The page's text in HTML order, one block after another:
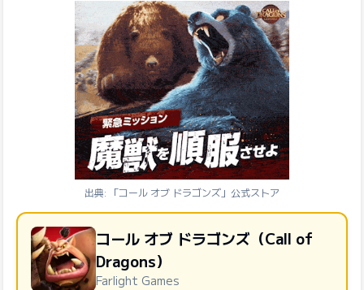
出典: 「コール オブ ドラゴンズ」公式ストア
コール オブ ドラゴンズ（Call of
Dragons）
Farlight Games